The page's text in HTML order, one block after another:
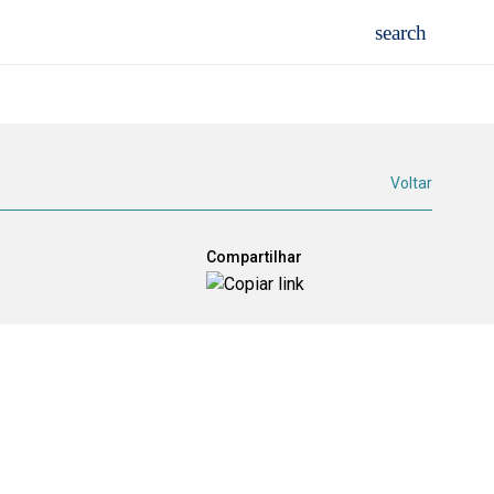
Voltar
Compartilhar